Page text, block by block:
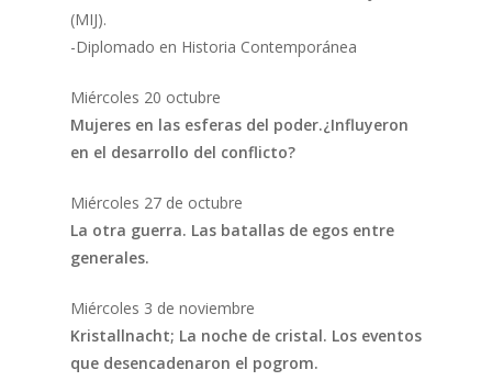
(MIJ).
-Diplomado en Historia Contemporánea
Miércoles 20 octubre
Mujeres en las esferas del poder.¿Influyeron
en el desarrollo del conflicto?
Miércoles 27 de octubre
La otra guerra. Las batallas de egos entre
generales.
Miércoles 3 de noviembre
Kristallnacht; La noche de cristal. Los eventos
que desencadenaron el pogrom.